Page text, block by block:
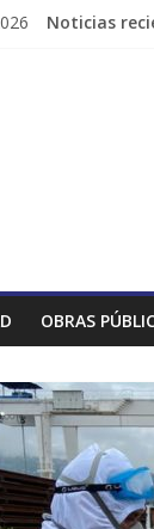
Noticias
OBRAS